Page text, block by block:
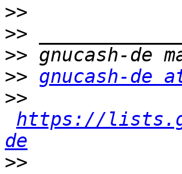
>>
>>
>>
>> gnucash-de
>>
https://
de
>>